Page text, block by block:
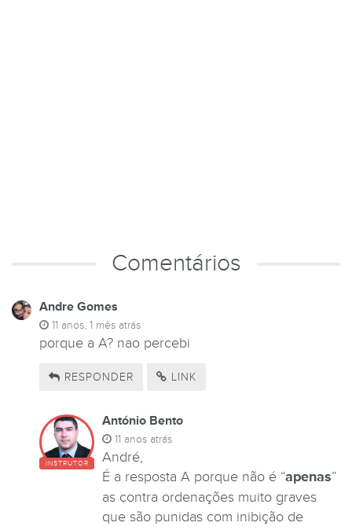
Comentários
Andre Gomes
11 anos, 1 mês atrás
porque a A? nao percebi
RESPONDER LINK
INSTRUTOR
António Bento
11 anos atrás
André,
É a resposta A porque não é “apenas”
as contra ordenações muito graves
que são punidas com inibição de